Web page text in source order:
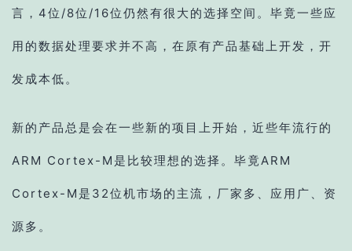
言，4位/8位/16位仍然有很大的选择空间。毕竟一些应
用的数据处理要求并不高，在原有产品基础上开发，开
发成本低。
新的产品总是会在一些新的项目上开始，近些年流行的
ARM Cortex-M是比较理想的选择。毕竟ARM
Cortex-M是32位机市场的主流，厂家多、应用广、资
源多。